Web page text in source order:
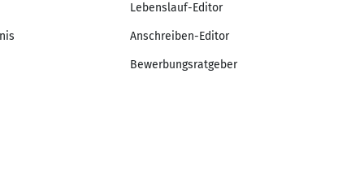
Lebenslauf-Editor
Anschreiben-Editor
Bewerbungsratgeber